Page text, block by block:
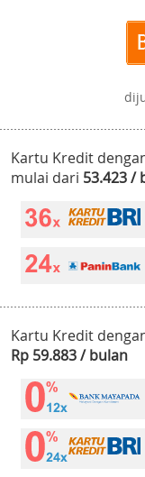
Kartu Kredit
mulai dari 53.423 /
Kartu Kredit
Rp 59.883 / bulan